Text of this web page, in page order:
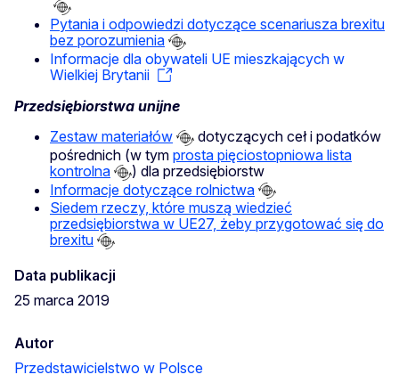
Pytania i odpowiedzi dotyczące scenariusza brexitu
bez porozumienia
Informacje dla obywateli UE mieszkających w
Wielkiej Brytanii
Przedsiębiorstwa unijne
Zestaw materiałów
dotyczących ceł i podatków
pośrednich (w tym prosta pięciostopniowa lista
kontrolna
) dla przedsiębiorstw
Informacje dotyczące rolnictwa
Siedem rzeczy, które muszą wiedzieć
przedsiębiorstwa w UE27, żeby przygotować się do
brexitu
Data publikacji
25 marca 2019
Autor
Przedstawicielstwo w Polsce